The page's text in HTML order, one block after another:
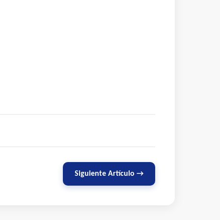
Siguiente Artículo →